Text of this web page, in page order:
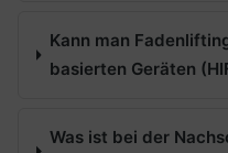
Kann man
basierten Geräten
Was ist bei der